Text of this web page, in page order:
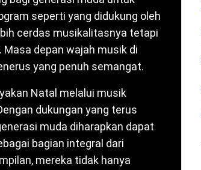
seperti yang didukung oleh
cerdas musikalitasnya tetapi
depan wajah musik di
yang penuh semangat.
Natal melalui musik
dukungan yang terus
muda diharapkan dapat
bagian integral dari
mereka tidak hanya